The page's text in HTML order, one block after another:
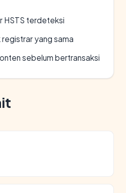
HSTS terdeteksi
yang sama
sebelum bertransaksi